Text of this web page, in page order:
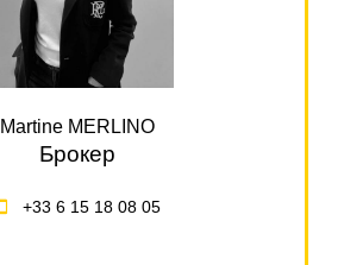
Martine MERLINO
Брокер
+33 6 15 18 08 05